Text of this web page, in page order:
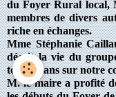
du Foyer Rural local,
membres de divers
riche en échanges.
Mme Stéphanie
décrit la vie du
tous les ans sur notre
M. le maire a profité